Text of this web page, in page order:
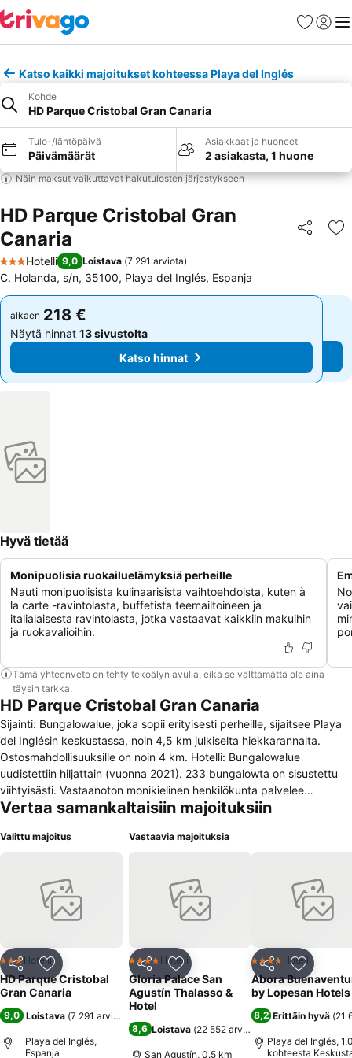
Suosikit
Katso kaikki majoitukset kohteessa Playa del Inglés
Kohde
HD Parque Cristobal Gran Canaria
Tulo-/lähtöpäivä
Päivämäärät
Asiakkaat ja huoneet
2 asiakasta, 1 huone
Näin maksut vaikuttavat hakutulosten järjestykseen
HD Parque Cristobal Gran
Canaria
Jaa
3 Tähtiluokitus
Hotelli 9,0 Loistava (7 291 arviota)
C. Holanda, s/n, 35100, Playa del Inglés, Espanja
alkaen 218 €
Näytä hinnat 13 sivustolta
Katso hinnat
alkaen 218 €
Näytä hinnat 13 sivustolta
Katso hinnat
Hyvä tietää
Monipuolisia ruokailuelämyksiä perheille
Nauti monipuolisista kulinaarisista vaihtoehdoista, kuten à
la carte -ravintolasta, buffetista teemailtoineen ja
italialaisesta ravintolasta, jotka vastaavat kaikkiin makuihin
ja ruokavalioihin.
Tämä yhteenveto on tehty tekoälyn avulla, eikä se välttämättä ole aina
täysin tarkka.
HD Parque Cristobal Gran Canaria
Sijainti: Bungalowalue, joka sopii erityisesti perheille, sijaitsee Playa
del Inglésin keskustassa, noin 4,5 km julkiselta hiekkarannalta.
Ostosmahdollisuuksille on noin 4 km. Hotelli: Bungalowalue
uudistettiin hiljattain (vuonna 2021). 233 bungalowta on sisustettu
viihtyisästi. Vastaanoton monikielinen henkilökunta palvelee
tuloaulassa sisään- ja uloskirjautumisessa. Bungalow-kompleksin
toimintoja ovat matkatavarasäilytys, tallelokero, valuutanvaihtopiste
auttaa majapaikan retkipalvelu. Bungalowalueella on useita
esteettömiä mukavuuksia. Bungalowalueella on liikuntarajoitteisille
sopiva varustus ja hissin. Supermarketti sekä muut liikkeet tarjoavat
leikkikenttä. Majoituksen muihin tiloihin lukeutuu leikkihuone. Omalla
autolla saapuvien asiakkaiden käytössä on parkkipaikkoja.
Palveluihin kuuluvat lisäksi 24 tunnin vartiointipalvelu,
autonvuokraus, kuljetuspalvelu, itsepalvelupesula ja oma
lentokenttäbussi. Pyöräilijöille on pyörätelineet. Liiketoiminnallisissa
tiloissa (Business-Center) on tarjolla videotykki ja faksi.
Kongressipalvelut tarjoaa tukeaan kaikissa tapahtumajärjestelyissä.
Vertaa samankaltaisiin majoituksiin
Valittu majoitus
Jaa Lisää suosikkeihin
3 Tähtiluokitus
Hotelli
HD Parque Cristobal
Gran Canaria
9,0 Loistava (7 291 arviota
Playa del Inglés,
Espanja
Vastaavia majoituksia
Jaa Lisää suosikkeihin
4 Tähtiluokitus
Hotelli
Gloria Palace San
Agustín Thalasso &
Hotel
8,6 Loistava (22 552 arviota
San Agustín, 0.5 km
Jaa Lisää
4 Tähtiluokitus
Hotelli
Abora
by Lopesan Hotels
8,2 Erittäin hyvä (21
Playa del Inglés,
kohteesta